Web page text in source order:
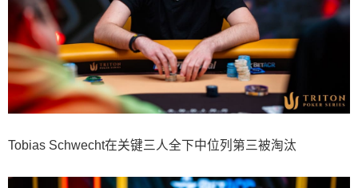
Tobias Schwecht在关键三人全下中位列第三被淘汰